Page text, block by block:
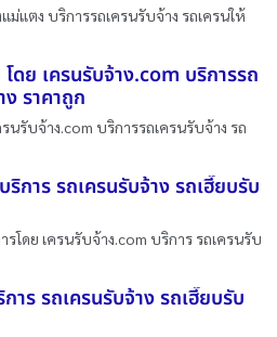
ม่แตง บริการรถเครนรับจ้าง รถเครนให้
ดย เครนรับจ้าง.com บริการรถ
ง ราคาถูก
นรับจ้าง.com บริการรถเครนรับจ้าง รถ
การ รถเครนรับจ้าง รถเฮี๊ยบรับ
โดย เครนรับจ้าง.com บริการ รถเครนรับ
าร รถเครนรับจ้าง รถเฮี๊ยบรับ